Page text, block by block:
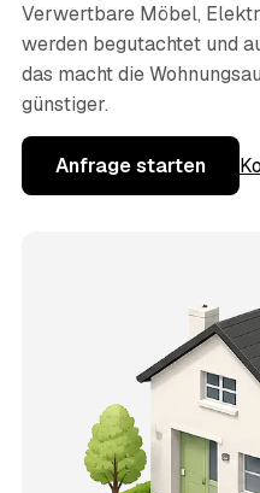
Verwertbare Möbel,
werden begutachtet und
das macht die
günstiger.
Anfrage starten